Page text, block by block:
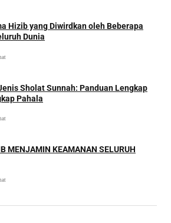
Hizib yang Diwirdkan oleh Beberapa
Dunia
Sholat Sunnah: Panduan Lengkap
Pahala
MENJAMIN KEAMANAN SELURUH